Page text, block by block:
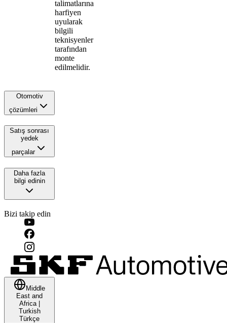
talimatlarına
harfiyen
uyularak
bilgili
teknisyenler
tarafından
monte
edilmelidir.
Otomotiv
çözümleri
Satış sonrası
yedek
parçalar
Daha fazla
bilgi edinin
Bizi takip edin
Middle
East and
Africa|
Turkish
Türkçe